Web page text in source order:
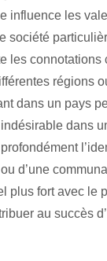
influence les
société
les connotations
régions
dans un pays
dans
d’une
plus fort avec le
au succès